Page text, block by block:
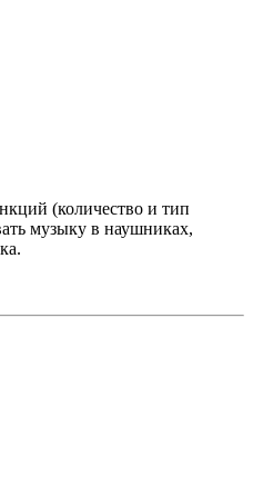
(количество и тип
музыку в наушниках,